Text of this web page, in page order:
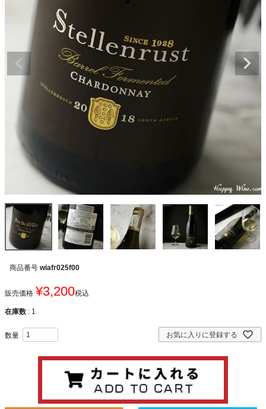
商品番号 wiafr025f00
販売価格 ¥3,200税込
在庫数 1
お気に入りに登録する